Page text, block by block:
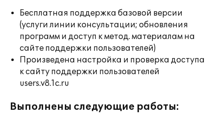
Бесплатная поддержка базовой версии
(услуги линии консультации; обновления
программ и доступ к метод. материалам на
сайте поддержки пользователей)
Произведена настройка и проверка доступа
к сайту поддержки пользователей
users.v8.1c.ru
Выполнены следующие работы: